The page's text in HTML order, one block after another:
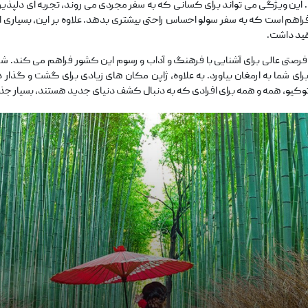
این ویژگی می ‌تواند برای کسانی که به سفر مجردی می ‌روند، تجربه ‌ای
است که به سفر سولو احساس راحتی بیشتری بدهد. علاوه بر این،
داشت.
عالی برای آشنایی با فرهنگ و آداب و رسوم این کشور فراهم می‌ کند.
شما به ارمغان بیاورد. به علاوه، ژاپن مکان‌ های زیادی برای گشت و
همه و همه برای افرادی که به دنبال کشف دنیای جدید هستند، بسیار